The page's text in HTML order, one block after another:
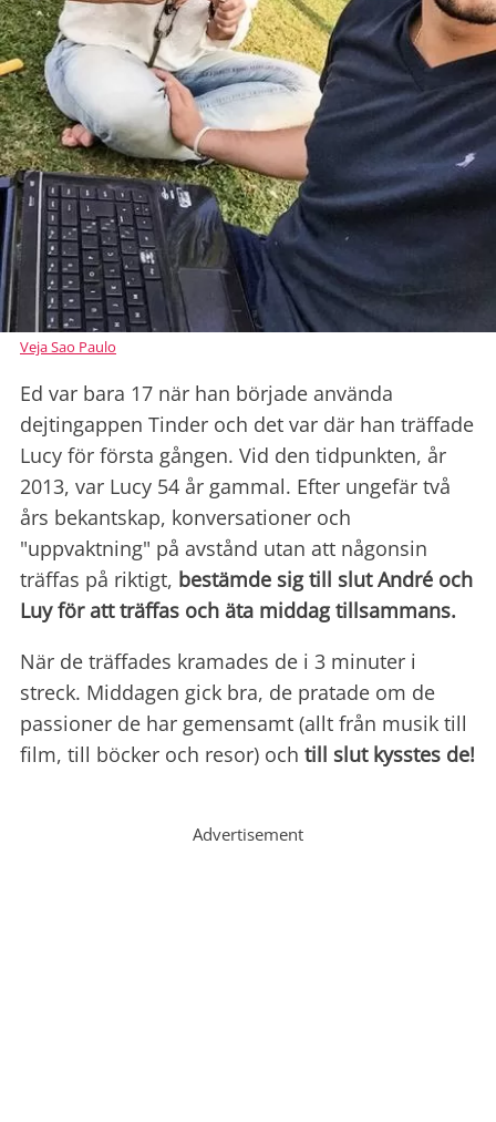
Veja Sao Paulo
Ed var bara 17 när han började använda
dejtingappen Tinder och det var där han träffade
Lucy för första gången. Vid den tidpunkten, år
2013, var Lucy 54 år gammal. Efter ungefär två
års bekantskap, konversationer och
"uppvaktning" på avstånd utan att någonsin
träffas på riktigt, bestämde sig till slut André och
Luy för att träffas och äta middag tillsammans.
När de träffades kramades de i 3 minuter i
streck. Middagen gick bra, de pratade om de
passioner de har gemensamt (allt från musik till
film, till böcker och resor) och till slut kysstes de!
Advertisement